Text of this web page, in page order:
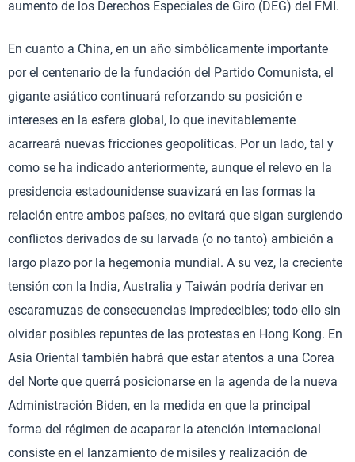
aumento de los Derechos Especiales de Giro (DEG) del FMI.
En cuanto a China, en un año simbólicamente importante
por el centenario de la fundación del Partido Comunista, el
gigante asiático continuará reforzando su posición e
intereses en la esfera global, lo que inevitablemente
acarreará nuevas fricciones geopolíticas. Por un lado, tal y
como se ha indicado anteriormente, aunque el relevo en la
presidencia estadounidense suavizará en las formas la
relación entre ambos países, no evitará que sigan surgiendo
conflictos derivados de su larvada (o no tanto) ambición a
largo plazo por la hegemonía mundial. A su vez, la creciente
tensión con la India, Australia y Taiwán podría derivar en
escaramuzas de consecuencias impredecibles; todo ello sin
olvidar posibles repuntes de las protestas en Hong Kong. En
Asia Oriental también habrá que estar atentos a una Corea
del Norte que querrá posicionarse en la agenda de la nueva
Administración Biden, en la medida en que la principal
forma del régimen de acaparar la atención internacional
consiste en el lanzamiento de misiles y realización de